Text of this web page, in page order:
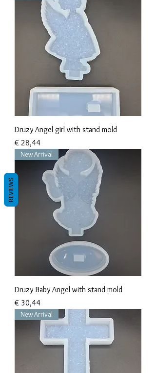
Druzy Angel girl with stand mold
Prijs
€ 28,44
New Arrival
Druzy Baby Angel with stand mold
Prijs
€ 30,44
New Arrival
REVIEWS